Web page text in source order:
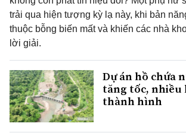
trải qua hiện tượng kỳ lạ này, khi bản
thuộc bỗng biến mất và khiến các nhà
lời giải.
Dự án hồ chứa
tăng tốc, nhiều
thành hình